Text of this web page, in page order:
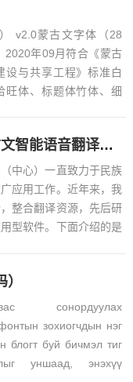
v2.0蒙古文字体（28
2020年09月符合《蒙古
设与共享工程》标准白
旺体、标题体竹体、细
【聚焦】中国民族语文翻译局蒙古文智能语音翻译软件
中心）一直致力于民族
应用工作。近年来，我
整合翻译资源，先后研
型软件。下面介绍的是
语音输入法（安卓版和
... сонордуулах
зохиогчдын нэг
блогт буй бичмэл тиг
уншаад, энэхүү